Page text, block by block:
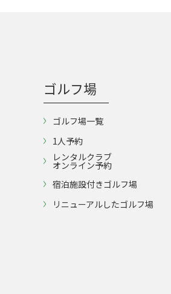
ゴルフ場
ゴルフ場一覧
1人予約
レンタルクラブ
オンライン予約
宿泊施設付きゴルフ場
リニューアルしたゴルフ場